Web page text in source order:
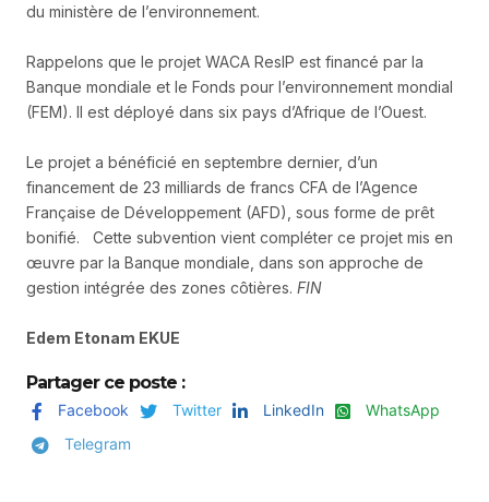
du ministère de l’environnement.
Rappelons que le projet WACA ResIP est financé par la
Banque mondiale et le Fonds pour l’environnement mondial
(FEM). Il est déployé dans six pays d’Afrique de l’Ouest.
Le projet a bénéficié en septembre dernier, d’un
financement de 23 milliards de francs CFA de l’Agence
Française de Développement (AFD), sous forme de prêt
bonifié. Cette subvention vient compléter ce projet mis en
œuvre par la Banque mondiale, dans son approche de
gestion intégrée des zones côtières. FIN
Edem Etonam EKUE
Partager ce poste :
Facebook Twitter LinkedIn
WhatsApp
Telegram